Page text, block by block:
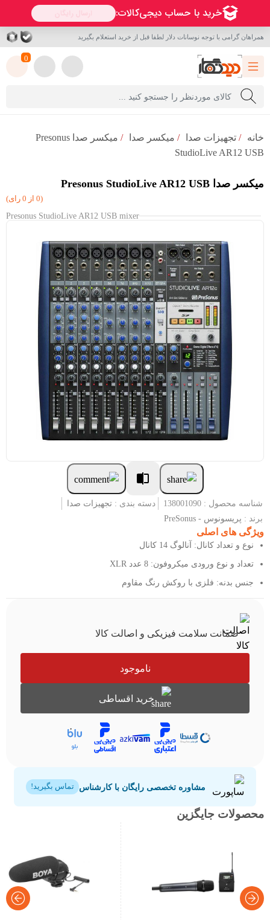
همراهان گرامی با توجه نوسانات دلار لطفا قبل از خرید استعلام بگیرید
0
خانه / تجهیزات صدا / میکسر صدا /
میکسر صدا Presonus
StudioLive AR12 USB
میکسر صدا Presonus StudioLive AR12 USB
(0 از 0 رای)
Presonus StudioLive AR12 USB mixer
شناسه محصول : 138001090 دسته بندی : تجهیزات صدا
برند : پریسونوس - PreSonus
ویژگی های اصلی
نوع و تعداد کانال: آنالوگ 14 کانال
تعداد و نوع ورودی میکروفون: 8 عدد XLR
جنس بدنه: فلزی با روکش رنگ مقاوم
ضمانت سلامت فیزیکی و اصالت کالا
ناموجود
خرید اقساطی
مشاوره تخصصی رایگان با کارشناس تماس بگیرید!
محصولات جایگزین